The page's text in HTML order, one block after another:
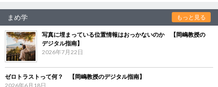
まめ学 もっと見る
写真に埋まっている位置情報はおっかないのか 【岡嶋教授の
デジタル指南】
2026年7月22日
ゼロトラストって何？ 【岡嶋教授のデジタル指南】
2026年6月18日